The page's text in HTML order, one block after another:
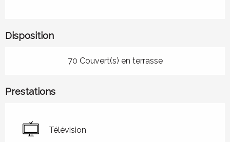
Disposition
70 Couvert(s) en terrasse
Prestations
Télévision